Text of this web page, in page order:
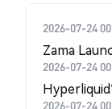
2026-07-24
Zama
2026-07-24
2026-07-24